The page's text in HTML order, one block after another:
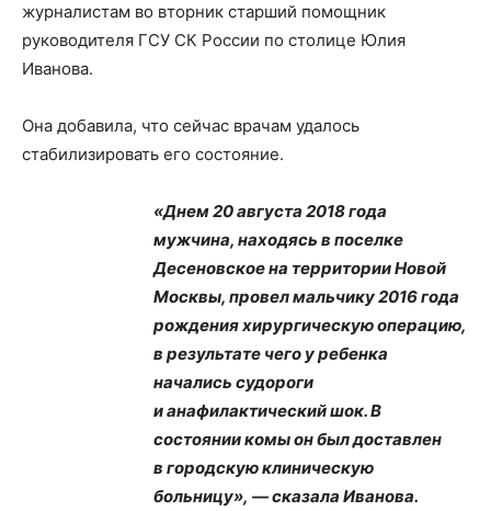
журналистам во вторник старший помощник
руководителя ГСУ СК России по столице Юлия
Иванова.
Она добавила, что сейчас врачам удалось
стабилизировать его состояние.
«Днем 20 августа 2018 года
мужчина, находясь в поселке
Десеновское на территории Новой
Москвы, провел мальчику 2016 года
рождения хирургическую операцию,
в результате чего у ребенка
начались судороги
и анафилактический шок. В
состоянии комы он был доставлен
в городскую клиническую
больницу», — сказала Иванова.